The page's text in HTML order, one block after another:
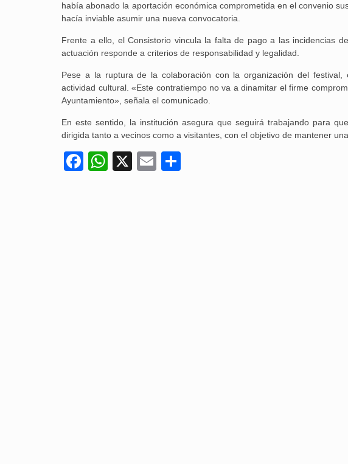
había abonado la aportación económica comprometida en el convenio
hacía inviable asumir una nueva convocatoria.
Frente a ello, el Consistorio vincula la falta de pago a las incidencias
actuación responde a criterios de responsabilidad y legalidad.
Pese a la ruptura de la colaboración con la organización del
actividad cultural. «Este contratiempo no va a dinamitar el firme
Ayuntamiento», señala el comunicado.
En este sentido, la institución asegura que seguirá trabajando para
dirigida tanto a vecinos como a visitantes, con el objetivo de mantener
Facebook
WhatsApp
X Email